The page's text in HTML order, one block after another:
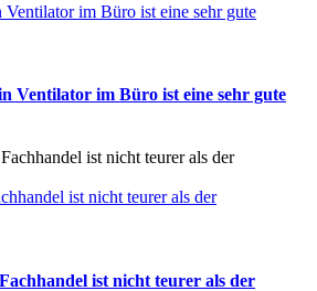
im Büro ist eine sehr gute
Ventilator im Büro ist eine sehr gute
ist nicht teurer als der
ist nicht teurer als der